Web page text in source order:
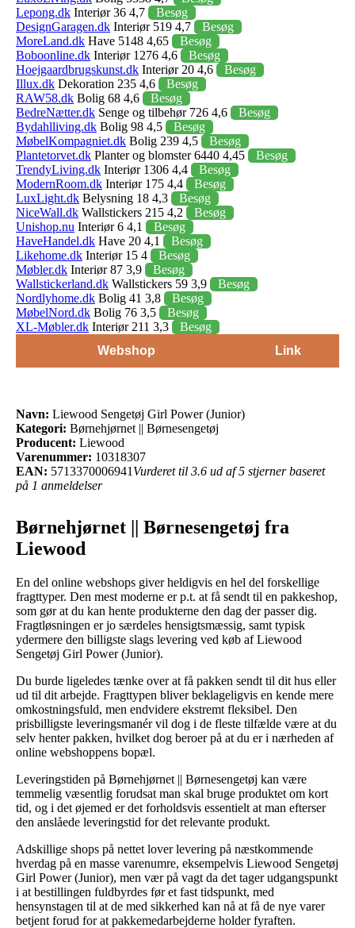
Lepong.dk Interiør 36 4,7
Besøg
DesignGaragen.dk Interiør 519 4,7
Besøg
MoreLand.dk Have 5148 4,65
Besøg
Boboonline.dk Interiør 1276 4,6
Besøg
Hoejgaardbrugskunst.dk Interiør 20 4,6
Besøg
Illux.dk Dekoration 235 4,6
Besøg
RAW58.dk Bolig 68 4,6
Besøg
BedreNætter.dk Senge og tilbehør 726 4,6
Besøg
Bydahlliving.dk Bolig 98 4,5
Besøg
MøbelKompagniet.dk Bolig 239 4,5
Besøg
Plantetorvet.dk Planter og blomster 6440 4,45
Besøg
TrendyLiving.dk Interiør 1306 4,4
Besøg
ModernRoom.dk Interiør 175 4,4
Besøg
LuxLight.dk Belysning 18 4,3
Besøg
NiceWall.dk Wallstickers 215 4,2
Besøg
Unishop.nu Interiør 6 4,1
Besøg
HaveHandel.dk Have 20 4,1
Besøg
Likehome.dk Interiør 15 4
Besøg
Møbler.dk Interiør 87 3,9
Besøg
Wallstickerland.dk Wallstickers 59 3,9
Besøg
Nordlyhome.dk Bolig 41 3,8
Besøg
MøbelNord.dk Bolig 76 3,5
Besøg
XL-Møbler.dk Interiør 211 3,3
Besøg
Webshop
Link
Navn: Liewood Sengetøj Girl Power (Junior)
Kategori: Børnehjørnet || Børnesengetøj
Producent: Liewood
Varenummer: 10318307
EAN: 5713370006941 Vurderet til 3.6 ud af 5 stjerner baseret
på 1 anmeldelser
Børnehjørnet || Børnesengetøj fra
Liewood
En del online webshops giver heldigvis en hel del forskellige
fragttyper. Den mest moderne er p.t. at få sendt til en pakkeshop,
som gør at du kan hente produkterne den dag der passer dig.
Fragtløsningen er jo særdeles hensigtsmæssig, samt typisk
ydermere den billigste slags levering ved køb af Liewood
Sengetøj Girl Power (Junior).
Du burde ligeledes tænke over at få pakken sendt til dit hus eller
ud til dit arbejde. Fragttypen bliver beklageligvis en kende mere
omkostningsfuld, men endvidere ekstremt fleksibel. Den
prisbilligste leveringsmanér vil dog i de fleste tilfælde være at du
selv henter pakken, hvilket dog beroer på at du er i nærheden af
online webshoppens bopæl.
Leveringstiden på Børnehjørnet || Børnesengetøj kan være
temmelig væsentlig forudsat man skal bruge produktet om kort
tid, og i det øjemed er det forholdsvis essentielt at man efterser
den anslåede leveringstid for det relevante produkt.
Adskillige shops på nettet lover levering på næstkommende
hverdag på en masse varenumre, eksempelvis Liewood Sengetøj
Girl Power (Junior), men vær på vagt da det tager udgangspunkt
i at bestillingen fuldbyrdes før et fast tidspunkt, med
hensynstagen til at de med sikkerhed kan nå at få de nye varer
betjent forud for at pakkemedarbejderne holder fyraften.